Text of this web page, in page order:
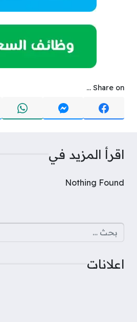
Share on ...
اقرأ المزيد في
Nothing Found
البحث عن:
اعلانات